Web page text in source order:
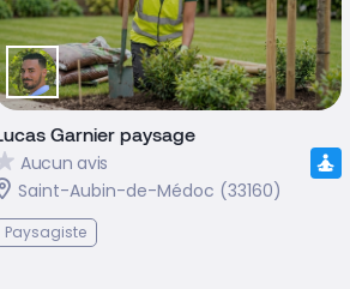
Garnier paysage
Aucun avis
Saint-Aubin-de-Médoc (33160)
Paysagiste